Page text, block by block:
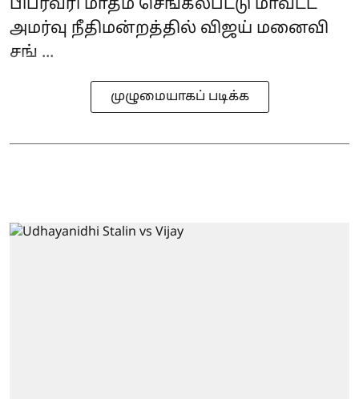
பிப்ரவரி மாதம் செங்கல்பட்டு மாவட்ட
அமர்வு நீதிமன்றத்தில் விஜய் மனைவி
சங் ...
முழுமையாகப் படிக்க